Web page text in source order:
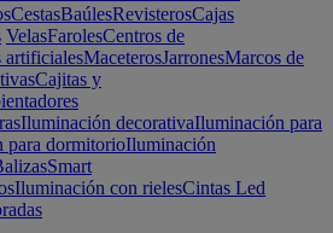
CestasBaúlesRevisterosCajas
VelasFarolesCentros de
artificialesMaceterosJarronesMarcos de
Cajitas y
Iluminación decorativaIluminación para
para dormitorioIluminación
Smart
Iluminación con rielesCintas Led